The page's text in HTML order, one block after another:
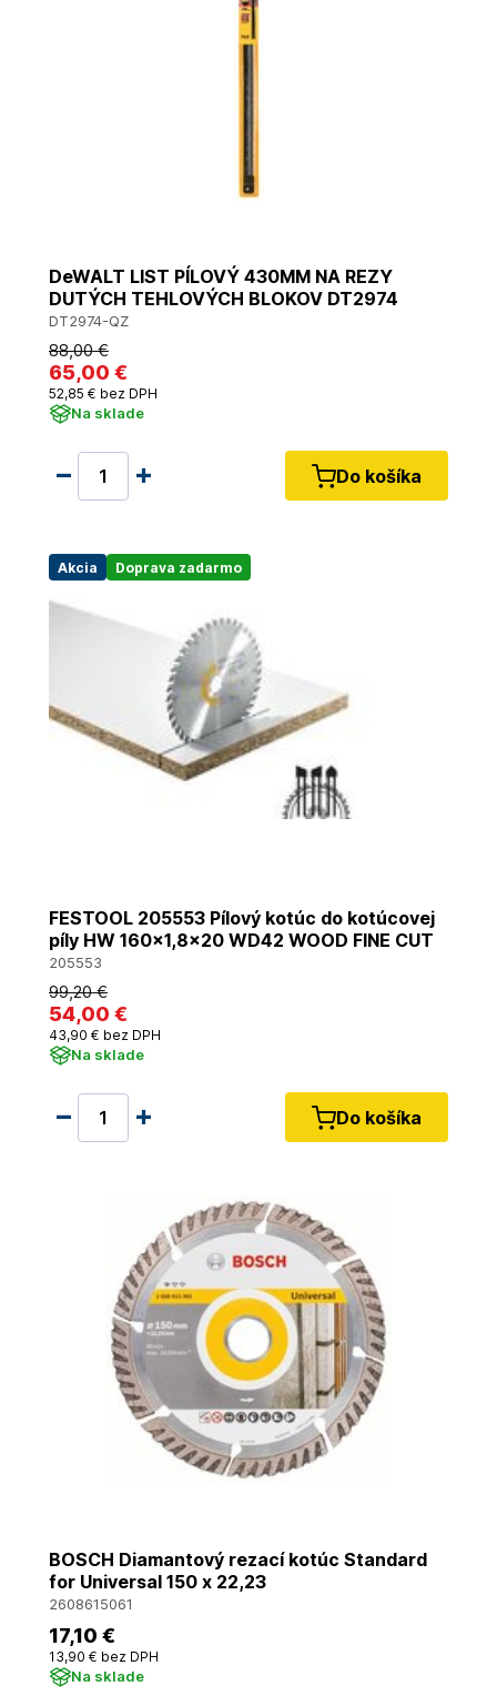
DeWALT LIST PÍLOVÝ 430MM NA REZY
DUTÝCH TEHLOVÝCH BLOKOV DT2974
DT2974-QZ
88,00 €
65,00 €
52,85 € bez DPH
Na sklade
Do košíka
Akcia Doprava zadarmo
FESTOOL 205553 Pílový kotúc do kotúcovej
píly HW 160x1,8x20 WD42 WOOD FINE CUT
205553
99,20 €
54,00 €
43,90 € bez DPH
Na sklade
Do košíka
BOSCH Diamantový rezací kotúc Standard
for Universal 150 x 22,23
2608615061
17,10 €
13,90 € bez DPH
Na sklade